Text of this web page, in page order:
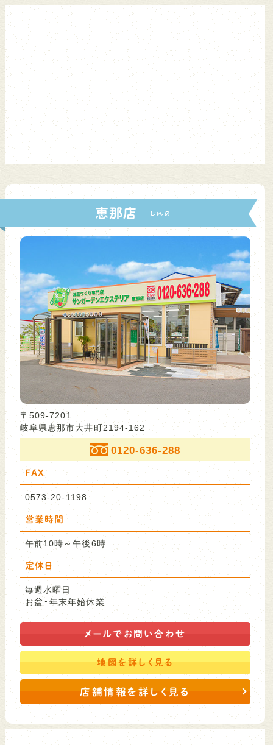
恵那店
〒509-7201
岐阜県恵那市大井町2194-162
0120-636-288
FAX
0573-20-1198
営業時間
午前10時～午後6時
定休日
毎週水曜日
お盆・年末年始休業
メールで お問い合わせ
地図を詳しく見る
店舗情報を詳しく見る